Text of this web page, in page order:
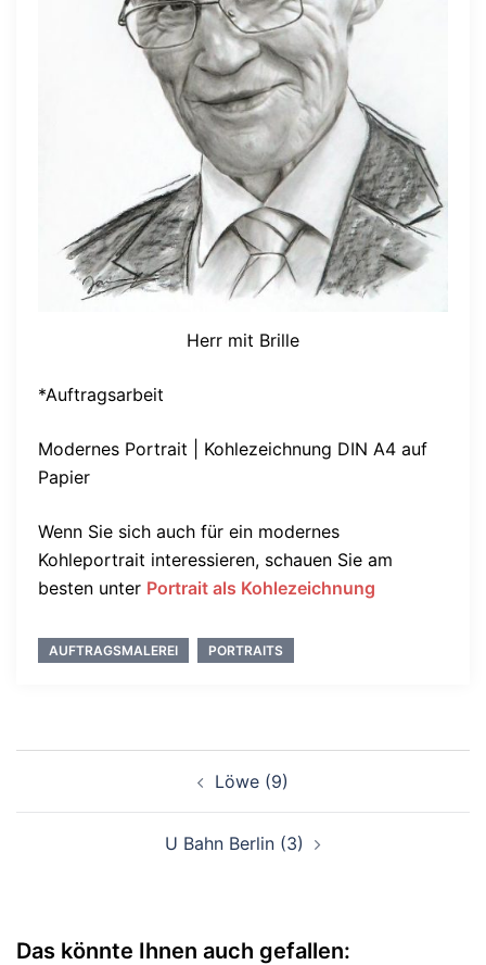
Herr mit Brille
*Auftragsarbeit
Modernes Portrait | Kohlezeichnung DIN A4 auf
Papier
Wenn Sie sich auch für ein modernes
Kohleportrait interessieren, schauen Sie am
besten unter Portrait als Kohlezeichnung
AUFTRAGSMALEREI PORTRAITS
Löwe (9)
U Bahn Berlin (3)
Das könnte Ihnen auch gefallen: